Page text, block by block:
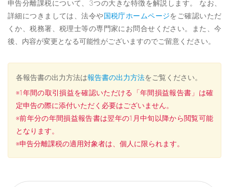
申告分離課税について、3つの大きな特徴を解説します。 なお、
詳細につきましては、法令や国税庁ホームページをご確認いただ
くか、税務署、税理士等の専門家にお問合せください。また、今
後、内容が変更となる可能性がございますのでご留意ください。
各報告書の出力方法は報告書の出力方法をご覧ください。
※1年間の取引損益を確認いただける「年間損益報告書」は確
定申告の際に添付いただく必要はございません。
※前年分の年間損益報告書は翌年の1月中旬以降から閲覧可能
となります。
※申告分離課税の適用対象者は、個人に限られます。